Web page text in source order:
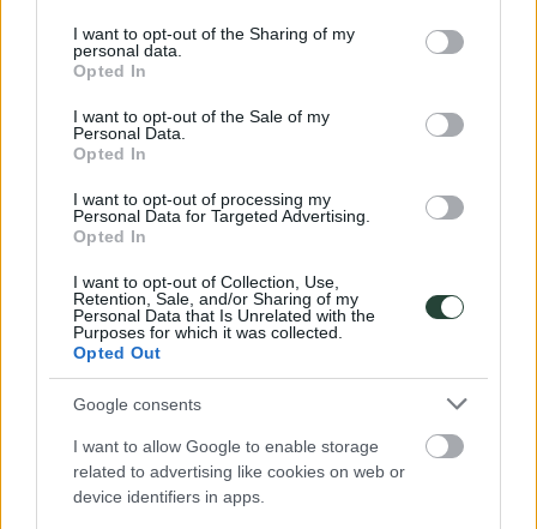
not limited to your visit or usage behaviour. You may click to
grant or deny consent to Google and its third-party tags to
use your data for below specified purposes in below Google
consent section.
I want to opt-out of the Sharing of my
personal data.
Opted In
I want to opt-out of the Sale of my
Personal Data.
Opted In
I want to opt-out of processing my
Personal Data for Targeted Advertising.
Opted In
I want to opt-out of Collection, Use,
Retention, Sale, and/or Sharing of my
Personal Data that Is Unrelated with the
Purposes for which it was collected.
Opted Out
Google consents
I want to allow Google to enable storage
related to advertising like cookies on web or
device identifiers in apps.
10 – 25 de Agosto
Selvas infinitas donde cantan los tucanes, playas
cascadas escondidas…
+